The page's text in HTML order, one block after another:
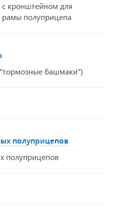
кронштейном для
полуприцепа
башмаки")
полуприцепов
полуприцепов